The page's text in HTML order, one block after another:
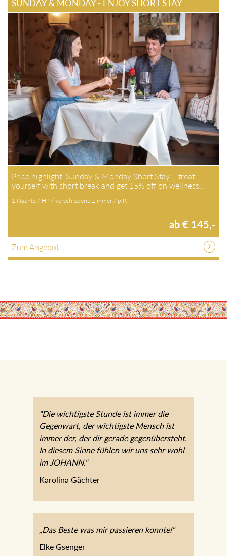
SUNDAY & MONDAY - ENJOY SHORT STAY
Price highlight: Sunday & Monday Short Stay – treat
yourself with short break and get 15% off on wellness…
1 Nächte / HP / verschiedene Zimmer / p.P.
ab € 145,-
Zum Angebot
“Die wichtigste Stunde ist immer die
Gegenwart, der wichtigste Mensch ist
immer der, der dir gerade gegenübersteht.
In diesem Sinne fühlen wir uns sehr wohl
im JOHANN."
Karolina Gächter
„Das Beste was mir passieren konnte!“
Elke Gsenger